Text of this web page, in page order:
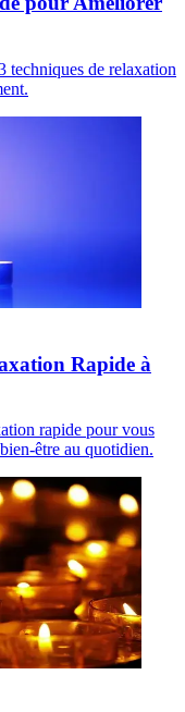
techniques de relaxation
Rapide à
rapide pour vous
être au quotidien.